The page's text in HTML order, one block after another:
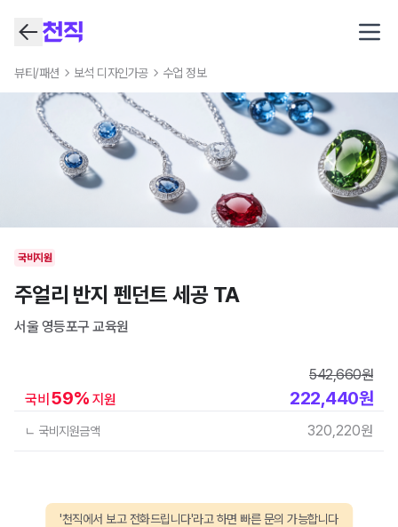
뷰티/패션 보석 디자인가공 수업 정보
국비지원
주얼리 반지 펜던트 세공 TA
서울 영등포구 교육원
국비 59% 지원
542,660원
222,440원
ㄴ 국비지원금액 320,220원
'천직에서 보고 전화드립니다'라고 하면 빠른 문의 가능합니다